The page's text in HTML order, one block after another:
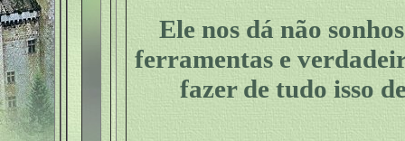
Ele nos dá não
ferramentas e
fazer de tudo isso